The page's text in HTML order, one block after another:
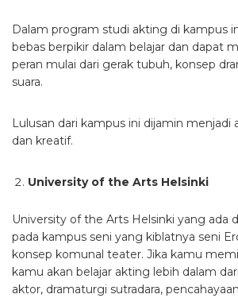
Dalam program studi akting di kampus
bebas berpikir dalam belajar dan dapat
peran mulai dari gerak tubuh, konsep
suara.
Lulusan dari kampus ini dijamin menjadi
dan kreatif.
University of the Arts Helsinki
University of the Arts Helsinki yang ada
pada kampus seni yang kiblatnya seni
konsep komunal teater. Jika kamu
kamu akan belajar akting lebih dalam
aktor, dramaturgi sutradara,